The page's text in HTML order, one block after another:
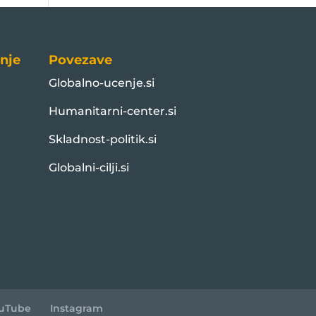
Povezave
Globalno-ucenje.si
Humanitarni-center.si
Skladnost-politik.si
Globalni-cilji.si
Instagram